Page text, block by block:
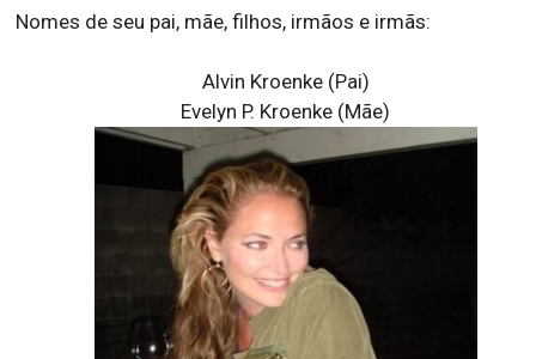
Nomes de seu pai, mãe, filhos, irmãos e irmãs:
Alvin Kroenke (Pai)
Evelyn P. Kroenke (Mãe)